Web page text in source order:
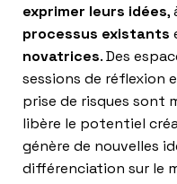
exprimer leurs idées,
processus existants
novatrices. Des
sessions de réflexion
prise de risques sont
libère le potentiel
génère de nouvelles
différenciation sur le